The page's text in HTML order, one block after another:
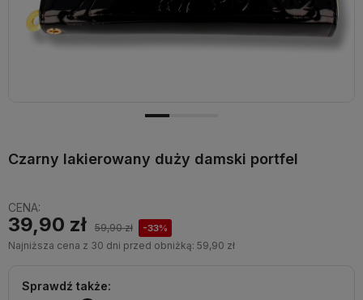
Czarny lakierowany duży damski portfel
CENA:
39,90 zł 59,90 zł -33%
Najniższa cena z 30 dni przed obniżką: 59,90 zł
Sprawdź także: